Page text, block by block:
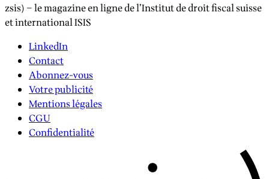
zsis) – le magazine en ligne de l’Institut de droit fiscal suisse
et international ISIS
LinkedIn
Contact
Abonnez-vous
Votre publicité
Mentions légales
CGU
Confidentialité